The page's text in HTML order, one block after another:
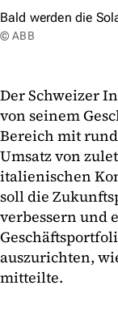
Bald werden die
© ABB
Der Schweizer
von seinem
Bereich mit
Umsatz von
italienischen
soll die
verbessern und
auszurichten,
mitteilte.